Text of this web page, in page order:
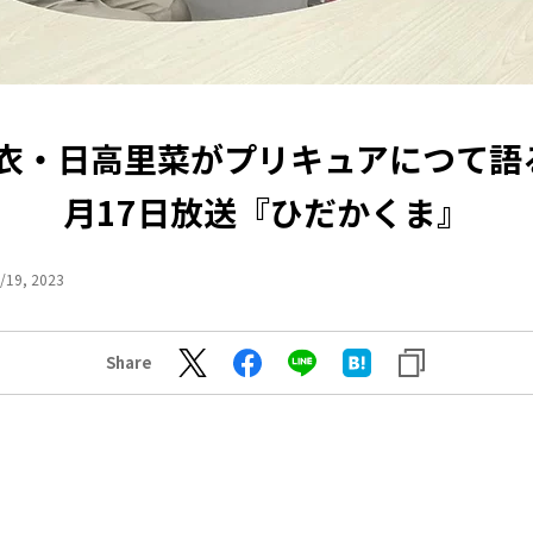
・日高里菜がプリキュアにつて
月17日放送『ひだかくま』
19, 2023
Share